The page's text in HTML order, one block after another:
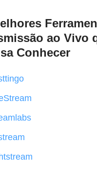
ao Vivo
Conhecer